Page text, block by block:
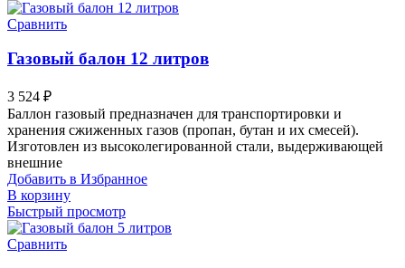
Сравнить
Газовый балон 12 литров
3 524 ₽
Баллон газовый предназначен для транспортировки и
хранения сжиженных газов (пропан, бутан и их смесей).
Изготовлен из высоколегированной стали, выдерживающей
внешние
Добавить в Избранное
В корзину
Быстрый просмотр
Сравнить